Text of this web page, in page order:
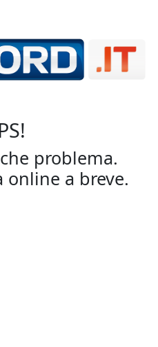
problema.
online a breve.